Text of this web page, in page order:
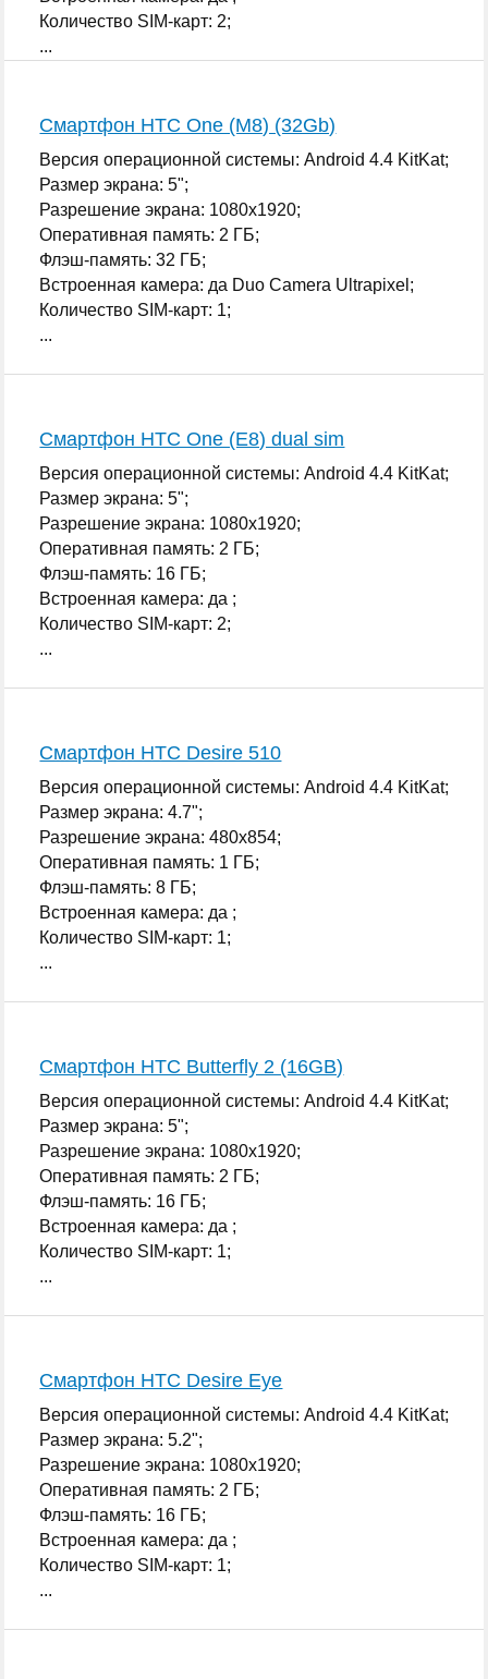
Количество SIM-карт: 2;
...
Смартфон HTC One (M8) (32Gb)
Версия операционной системы: Android 4.4 KitKat;
Размер экрана: 5";
Разрешение экрана: 1080x1920;
Оперативная память: 2 ГБ;
Флэш-память: 32 ГБ;
Встроенная камера: да Duo Camera Ultrapixel;
Количество SIM-карт: 1;
...
Смартфон HTC One (E8) dual sim
Версия операционной системы: Android 4.4 KitKat;
Размер экрана: 5";
Разрешение экрана: 1080x1920;
Оперативная память: 2 ГБ;
Флэш-память: 16 ГБ;
Встроенная камера: да ;
Количество SIM-карт: 2;
...
Смартфон HTC Desire 510
Версия операционной системы: Android 4.4 KitKat;
Размер экрана: 4.7";
Разрешение экрана: 480x854;
Оперативная память: 1 ГБ;
Флэш-память: 8 ГБ;
Встроенная камера: да ;
Количество SIM-карт: 1;
...
Смартфон HTC Butterfly 2 (16GB)
Версия операционной системы: Android 4.4 KitKat;
Размер экрана: 5";
Разрешение экрана: 1080x1920;
Оперативная память: 2 ГБ;
Флэш-память: 16 ГБ;
Встроенная камера: да ;
Количество SIM-карт: 1;
...
Смартфон HTC Desire Eye
Версия операционной системы: Android 4.4 KitKat;
Размер экрана: 5.2";
Разрешение экрана: 1080x1920;
Оперативная память: 2 ГБ;
Флэш-память: 16 ГБ;
Встроенная камера: да ;
Количество SIM-карт: 1;
...